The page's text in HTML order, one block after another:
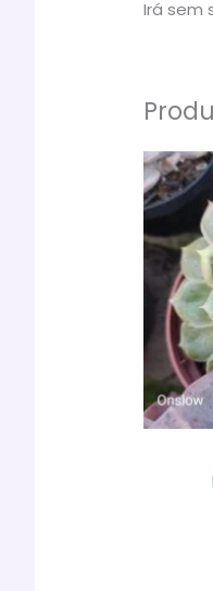
Irá sem